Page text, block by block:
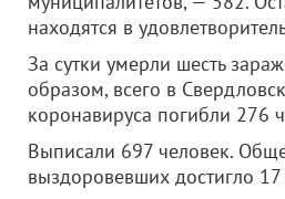
находятся в
За сутки умерли шесть
образом, всего в
коронавируса погибли 276
Выписали 697 человек.
выздоровевших достигло